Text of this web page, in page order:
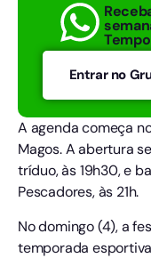
Entrar no
A agenda começa
Magos. A abertura
tríduo, às 19h30, e
Pescadores, às 21h.
No domingo (4), a
temporada